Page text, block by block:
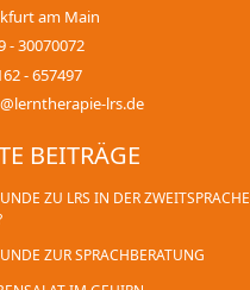
am Main
- 30070072
- 657497
lrs.de
BEITRÄGE
ZU LRS IN DER ZWEITSPRACHE
ZUR SPRACHBERATUNG